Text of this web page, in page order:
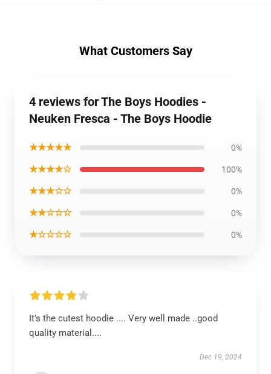
What Customers Say
4 reviews for The Boys Hoodies -
Neuken Fresca - The Boys Hoodie
★★★★★ 0%
★★★★☆ 100%
★★★☆☆ 0%
★★☆☆☆ 0%
★☆☆☆☆ 0%
It's the cutest hoodie .... Very well made ..good
quality material....
Dec 19, 2024